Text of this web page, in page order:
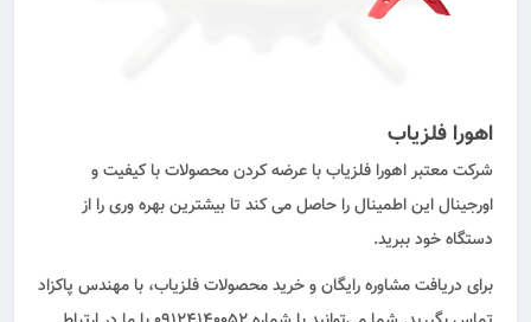
اهورا فلزیاب
شرکت معتبر اهورا فلزیاب با عرضه کردن محصولات با کیفیت و
اورجینال این اطمینال را حاصل می کند تا بیشترین بهره وری را از
دستگاه خود ببرید.
برای دریافت مشاوره رایگان و خرید محصولات فلزیاب، با مهندس پاکزاد